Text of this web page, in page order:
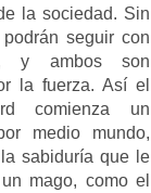
la sociedad. Sin
seguir con
y ambos son
la fuerza. Así el
comienza un
medio mundo,
sabiduría que le
mago, como el